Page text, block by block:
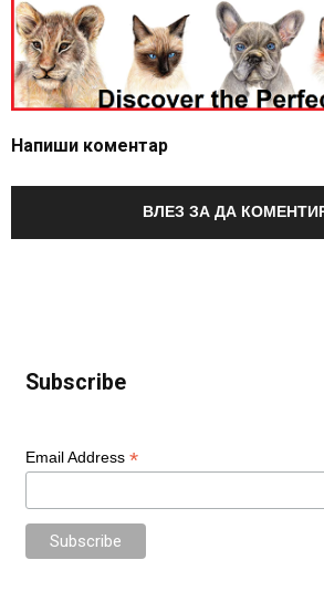
Напиши коментар
ВЛЕЗ ЗА ДА
Subscribe
Email Address *